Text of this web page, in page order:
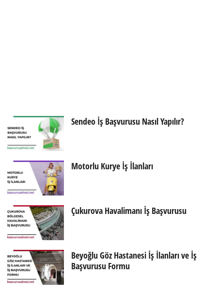
Sendeo İş Başvurusu Nasıl Yapılır?
Motorlu Kurye İş İlanları
Çukurova Havalimanı İş Başvurusu
Beyoğlu Göz Hastanesi İş İlanları ve İş
Başvurusu Formu